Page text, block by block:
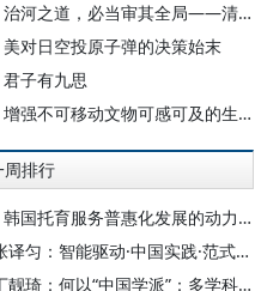
毕鲁瑶：治河之道，必当审其全局——清代靳辅的治水理念与实践
对日空投原子弹的决策始末
子有九思
刘文纪：增强不可移动文物可感可及的生命力
周排行
邱华翔：韩国托育服务普惠化发展的动力机制、制度路径与政策效应
涂凌波 张译匀：智能驱动·中国实践·范式创新：“构建中国新闻传播学自主知识体系”专题研讨会综述
田香凝 丁靓琦：何以“中国学派”：多学科视野下中国特色新闻传播学建设的研究